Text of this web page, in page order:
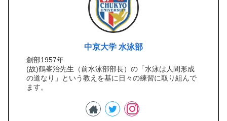
中京大学 水泳部
創部1957年
(故)鶴峯治先生（前水泳部部長）の「水泳は人間形成
の道なり」という教えを基に日々の練習に取り組んで
ます。